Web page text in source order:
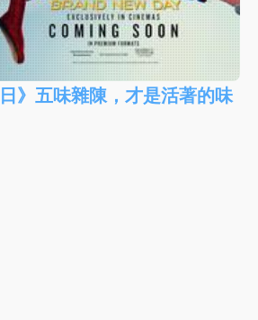
》五味雜陳，才是活著的味